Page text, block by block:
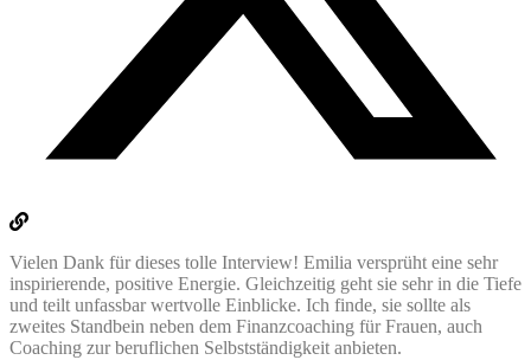
Vielen Dank für dieses tolle Interview! Emilia versprüht eine sehr
inspirierende, positive Energie. Gleichzeitig geht sie sehr in die Tiefe
und teilt unfassbar wertvolle Einblicke. Ich finde, sie sollte als
zweites Standbein neben dem Finanzcoaching für Frauen, auch
Coaching zur beruflichen Selbstständigkeit anbieten.